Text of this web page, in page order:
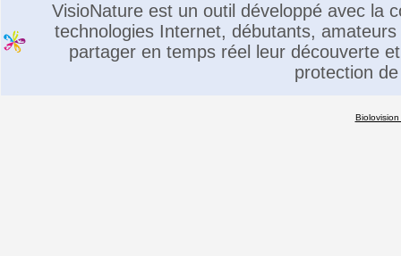
VisioNature est un outil développé avec la
technologies Internet, débutants,
partager en temps réel leur découverte
protection
Biolovision